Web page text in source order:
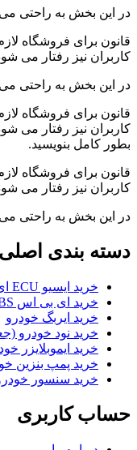
در این بخش به راحتی می
قانون برای فروشگاه
کاربران نیز رفتار می
در این بخش به راحتی می
قانون برای فروشگاه
کاربران نیز رفتار می
بطور کامل بنویسید.
قانون برای فروشگاه
کاربران نیز رفتار می
در این بخش به راحتی می
دسته بندی اصلی
خرید ایسیو ECU ای سی یو
خرید ای بی اس ABS
خرید ایربگ خودرو
خرید نود خودرو
خرید ایموبلایزر
خرید پمپ بنزین
خرید سنسور
حساب کاربری